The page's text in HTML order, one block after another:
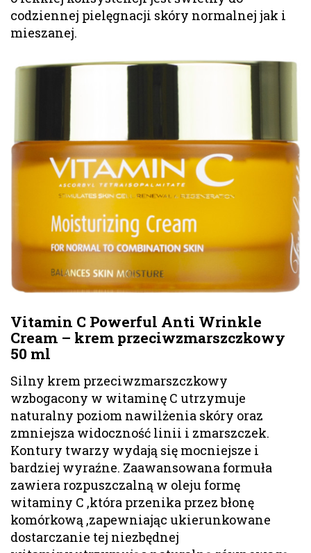
codziennej pielęgnacji skóry normalnej jak i
mieszanej.
Vitamin C Powerful Anti Wrinkle
Cream – krem przeciwzmarszczkowy
50 ml
Silny krem przeciwzmarszczkowy
wzbogacony w witaminę C utrzymuje
naturalny poziom nawilżenia skóry oraz
zmniejsza widoczność linii i zmarszczek.
Kontury twarzy wydają się mocniejsze i
bardziej wyraźne. Zaawansowana formuła
zawiera rozpuszczalną w oleju formę
witaminy C ,która przenika przez błonę
komórkową ,zapewniając ukierunkowane
dostarczanie tej niezbędnej